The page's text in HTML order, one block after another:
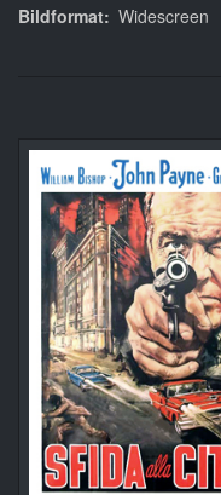
Bildformat Widescreen